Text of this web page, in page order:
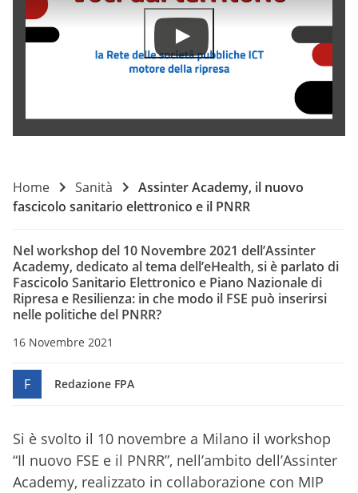
Home Sanità
Assinter Academy, il nuovo
fascicolo sanitario elettronico e il PNRR
Nel workshop del 10 Novembre 2021 dell’Assinter
Academy, dedicato al tema dell’eHealth, si è parlato di
Fascicolo Sanitario Elettronico e Piano Nazionale di
Ripresa e Resilienza: in che modo il FSE può inserirsi
nelle politiche del PNRR?
16 Novembre 2021
F Redazione FPA
Si è svolto il 10 novembre a Milano il workshop
“Il nuovo FSE e il PNRR”, nell’ambito dell’Assinter
Academy, realizzato in collaborazione con MIP